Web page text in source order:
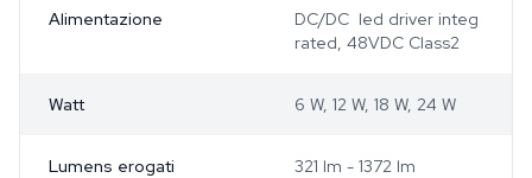
Alimentazione
DC/DC led driver integ
rated, 48VDC Class2
Watt 6 W, 12 W, 18 W, 24 W
Lumens erogati 321 lm - 1372 lm